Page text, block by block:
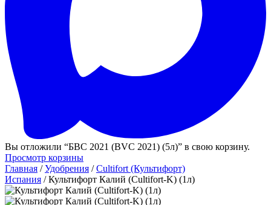
Вы отложили “БВС 2021 (BVC 2021) (5л)” в свою корзину.
Просмотр корзины
Главная /Удобрения /Cultifort (Культифорт)
Испания / Культифорт Калий (Cultifort-K) (1л)